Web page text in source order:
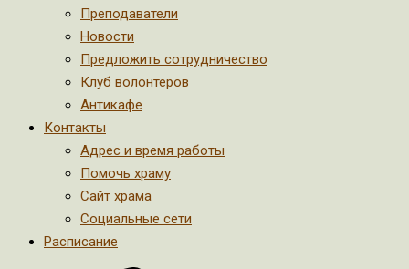
Преподаватели
Новости
Предложить сотрудничество
Клуб волонтеров
Антикафе
Контакты
Адрес и время работы
Помочь храму
Сайт храма
Социальные сети
Расписание